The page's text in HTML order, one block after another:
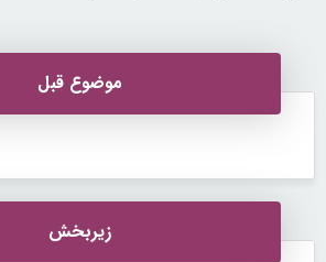
موضوع قبل
زیربخش